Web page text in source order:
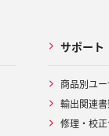
サポート
商品別ユ
輸出関連
修理・校